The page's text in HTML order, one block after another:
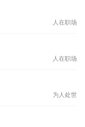
人在职场
人在职场
为人处世